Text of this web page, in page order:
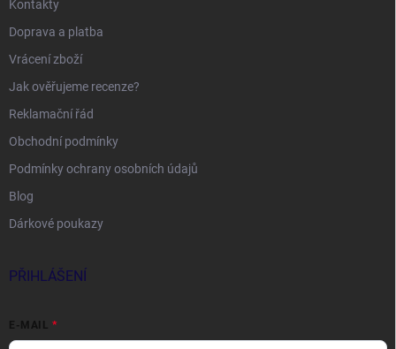
Kontakty
Doprava a platba
Vrácení zboží
Jak ověřujeme recenze?
Reklamační řád
Obchodní podmínky
Podmínky ochrany osobních údajů
Blog
Dárkové poukazy
PŘIHLÁŠENÍ
E-MAIL